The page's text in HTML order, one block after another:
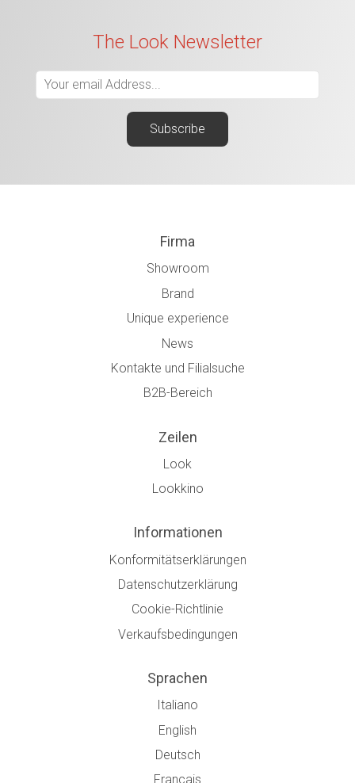
The Look Newsletter
Firma
Showroom
Brand
Unique experience
News
Kontakte und Filialsuche
B2B-Bereich
Zeilen
Look
Lookkino
Informationen
Konformitätserklärungen
Datenschutzerklärung
Cookie-Richtlinie
Verkaufsbedingungen
Sprachen
Italiano
English
Deutsch
Français